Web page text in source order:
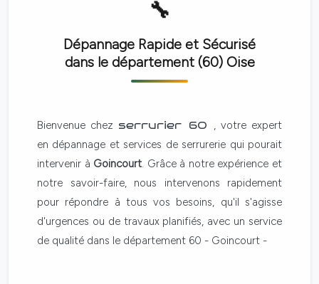
Dépannage Rapide et Sécurisé
dans le département (60) Oise
Bienvenue chez serrurier 60 , votre expert
en dépannage et services de serrurerie qui pourait
intervenir à Goincourt. Grâce à notre expérience et
notre savoir-faire, nous intervenons rapidement
pour répondre à tous vos besoins, qu'il s'agisse
d'urgences ou de travaux planifiés, avec un service
de qualité dans le département 60 - Goincourt -